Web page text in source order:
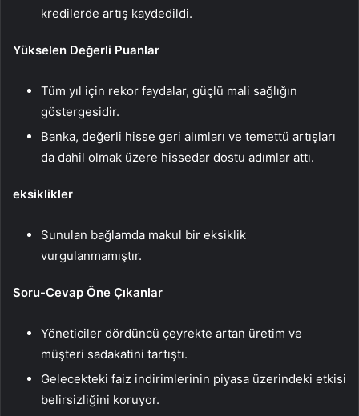
kredilerde artış kaydedildi.
Yükselen Değerli Puanlar
Tüm yıl için rekor faydalar, güçlü mali sağlığın
göstergesidir.
Banka, değerli hisse geri alımları ve temettü artışları
da dahil olmak üzere hissedar dostu adımlar attı.
eksiklikler
Sunulan bağlamda makul bir eksiklik
vurgulanmamıştır.
Soru-Cevap Öne Çıkanlar
Yöneticiler dördüncü çeyrekte artan üretim ve
müşteri sadakatini tartıştı.
Gelecekteki faiz indirimlerinin piyasa üzerindeki etkisi
belirsizliğini koruyor.